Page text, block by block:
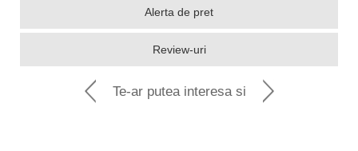
Alerta de pret
Review-uri
Te-ar putea interesa si